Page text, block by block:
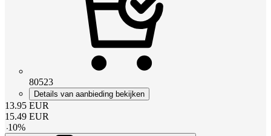
80523
Details van aanbieding bekijken
13.95 EUR
15.49 EUR
-10%